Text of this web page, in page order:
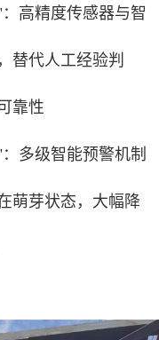
：高精度传感器与智
替代人工经验判
靠性
：多级智能预警机制
萌芽状态，大幅降